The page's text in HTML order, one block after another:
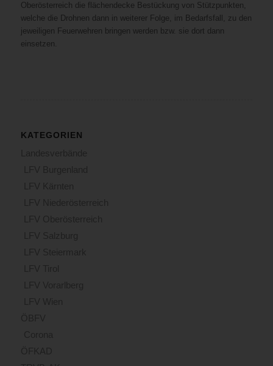
Oberösterreich die flächendecke Bestückung von Stützpunkten,
welche die Drohnen dann in weiterer Folge, im Bedarfsfall, zu den
jeweiligen Feuerwehren bringen werden bzw. sie dort dann
einsetzen.
KATEGORIEN